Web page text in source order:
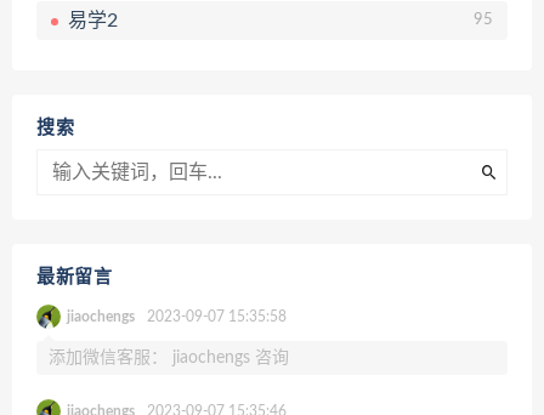
易学2 95
搜索
最新留言
jiaochengs 2023-09-07 15:35:58
添加微信客服： jiaochengs 咨询
jiaochengs 2023-09-07 15:35:46